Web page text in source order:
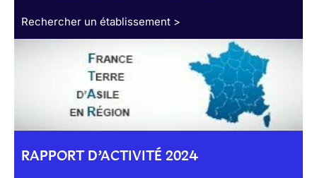
Rechercher un établissement >
RAPPORT D’ACTIVITÉ 2024